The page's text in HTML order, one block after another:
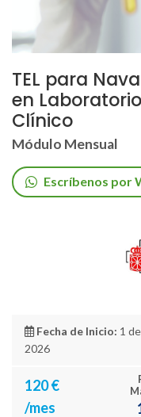
TEL para
en
Clínico
Módulo Mensual
Escríbenos por
Fecha de Inicio: 1
2026
120 €
/mes